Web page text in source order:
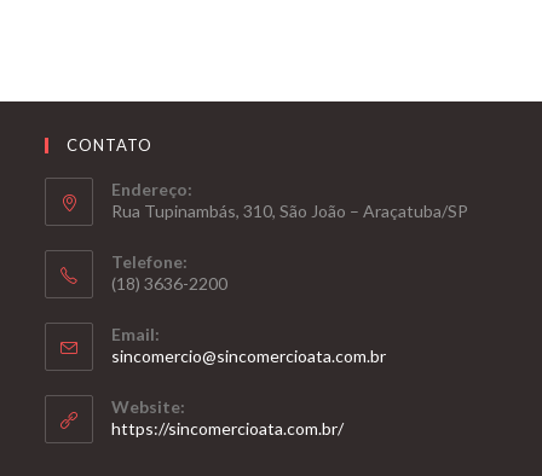
CONTATO
Endereço:
Rua Tupinambás, 310, São João – Araçatuba/SP
Telefone:
(18) 3636-2200
Email:
sincomercio@sincomercioata.com.br
Website:
https://sincomercioata.com.br/